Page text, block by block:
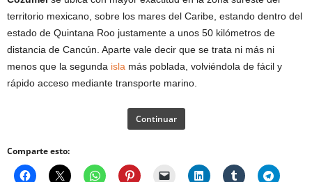
territorio mexicano, sobre los mares del Caribe, estando dentro del
estado de Quintana Roo justamente a unos 50 kilómetros de
distancia de Cancún. Aparte vale decir que se trata ni más ni
menos que la segunda isla más poblada, volviéndola de fácil y
rápido acceso mediante transporte marino.
Continuar
Comparte esto: